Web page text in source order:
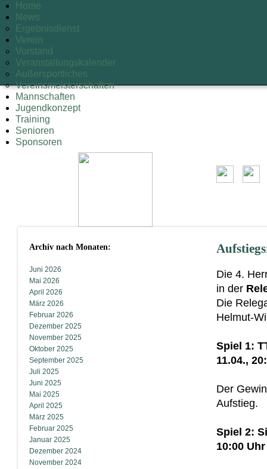
Home
News
Ergebnisdienst
Verein
Vorstand
Veranstaltungskalender
Außersportliches
Vereinsmeisterschaften
Mannschaften
Jugendkonzept
Training
Senioren
Sponsoren
Archiv nach Monaten:
Juni 2026
Mai 2026
April 2026
März 2026
Februar 2026
Dezember 2025
November 2025
Oktober 2025
September 2025
Juli 2025
Juni 2025
Mai 2025
April 2025
März 2025
Februar 2025
Januar 2025
Dezember 2024
November 2024
Die 4.
in der
Die
Helmut-
Spiel 1:
11.04.,
Der
Aufstieg.
Spiel 2:
10:00 Uhr